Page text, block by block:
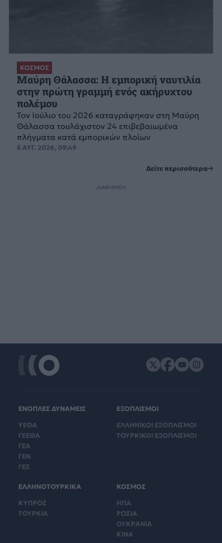
ΚΟΣΜΟΣ
Μαύρη Θάλασσα: Η εμπορική ναυτιλία
στην πρώτη γραμμή ενός ακήρυχτου
πολέμου
Τον Ιούλιο του 2026 καταγράφηκαν στη Μαύρη
Θάλασσα τουλάχιστον 24 επιβεβαιωμένα
πλήγματα κατά εμπορικών πλοίων
8 ΑΥΓ. 2026, 09:49
Δείτε περισσότερα
ΔΙΑΦΗΜΙΣΗ
ΕΝΟΠΛΕΣ ΔΥΝΑΜΕΙΣ
ΥΕΘΑ
ΓΕΕΘΑ
ΓΕΑ
ΓΕΝ
ΓΕΣ
ΕΞΟΠΛΙΣΜΟΙ
ΕΛΛΗΝΙΚΟΙ ΕΞΟΠΛΙΣΜΟΙ
ΤΟΥΡΚΙΚΟΙ ΕΞΟΠΛΙΣΜΟΙ
ΕΛΛΗΝΟΤΟΥΡΚΙΚΑ
ΚΥΠΡΟΣ
ΤΟΥΡΚΙΑ
ΚΟΣΜΟΣ
ΗΠΑ
ΡΩΣΙΑ
ΟΥΚΡΑΝΙΑ
ΚΙΝΑ